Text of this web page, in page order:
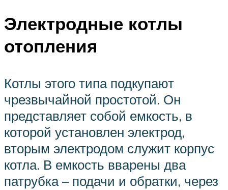
Электродные котлы
отопления
Котлы этого типа подкупают
чрезвычайной простотой. Он
представляет собой емкость, в
которой установлен электрод,
вторым электродом служит корпус
котла. В емкость вварены два
патрубка – подачи и обратки, через